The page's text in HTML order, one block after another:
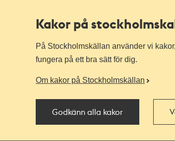
Kakor på
På Stockholmskällan använder vi
fungera på ett bra sätt för dig.
Om kakor på Stockholmskällan
Godkänn alla kakor